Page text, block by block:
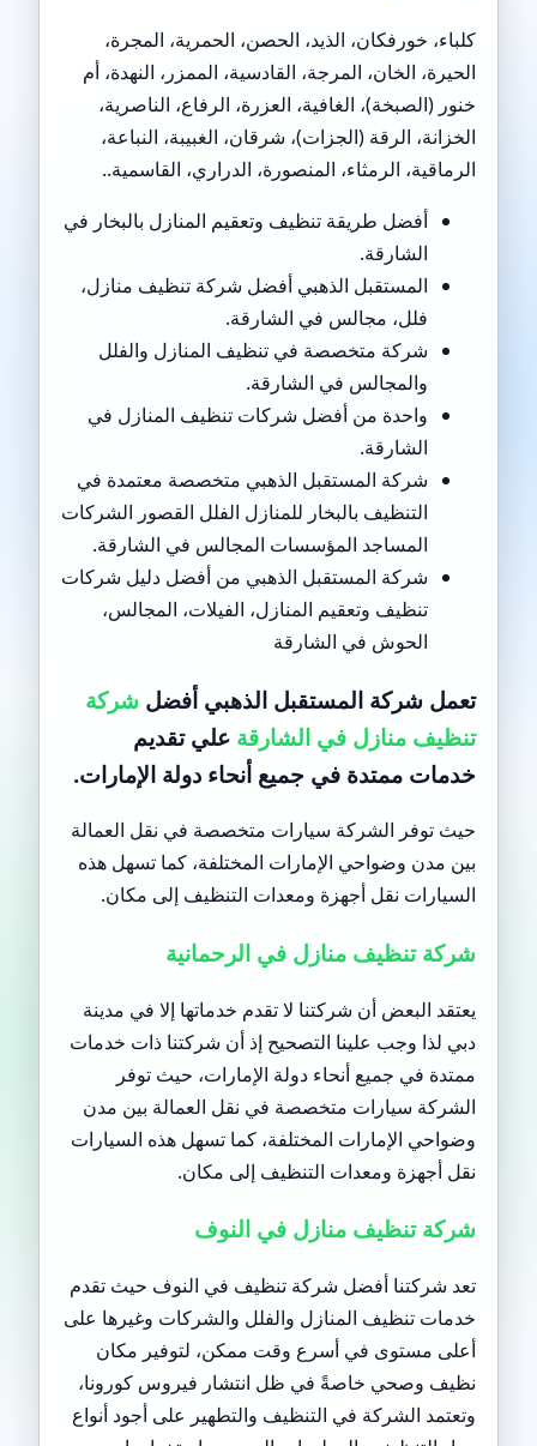
كلباء، خورفكان، الذيد، الحصن، الحمرية، المجرة،
الحيرة، الخان، المرجة، القادسية، الممزر، النهدة، أم
خنور (الصبخة)، الغافية، العزرة، الرفاع، الناصرية،
الخزانة، الرقة (الجزات)، شرقان، الغبيبة، النباعة،
الرماقية، الرمثاء، المنصورة، الدراري، القاسمية..
أفضل طريقة تنظيف وتعقيم المنازل بالبخار في
الشارقة.
المستقبل الذهبي أفضل شركة تنظيف منازل،
فلل، مجالس في الشارقة.
شركة متخصصة في تنظيف المنازل والفلل
والمجالس في الشارقة.
واحدة من أفضل شركات تنظيف المنازل في
الشارقة.
شركة المستقبل الذهبي متخصصة معتمدة في
التنظيف بالبخار للمنازل الفلل القصور الشركات
المساجد المؤسسات المجالس في الشارقة.
شركة المستقبل الذهبي من أفضل دليل شركات
تنظيف وتعقيم المنازل، الفيلات، المجالس،
الحوش في الشارقة
تعمل شركة المستقبل الذهبي أفضل شركة
تنظيف منازل في الشارقة علي تقديم
خدمات ممتدة في جميع أنحاء دولة الإمارات.
حيث توفر الشركة سيارات متخصصة في نقل العمالة
بين مدن وضواحي الإمارات المختلفة، كما تسهل هذه
السيارات نقل أجهزة ومعدات التنظيف إلى مكان.
شركة تنظيف منازل في الرحمانية
يعتقد البعض أن شركتنا لا تقدم خدماتها إلا في مدينة
دبي لذا وجب علينا التصحيح إذ أن شركتنا ذات خدمات
ممتدة في جميع أنحاء دولة الإمارات، حيث توفر
الشركة سيارات متخصصة في نقل العمالة بين مدن
وضواحي الإمارات المختلفة، كما تسهل هذه السيارات
نقل أجهزة ومعدات التنظيف إلى مكان.
شركة تنظيف منازل في النوف
تعد شركتنا أفضل شركة تنظيف في النوف حيث تقدم
خدمات تنظيف المنازل والفلل والشركات وغيرها على
أعلى مستوى في أسرع وقت ممكن، لتوفير مكان
نظيف وصحي خاصةً في ظل انتشار فيروس كورونا،
وتعتمد الشركة في التنظيف والتطهير على أجود أنواع